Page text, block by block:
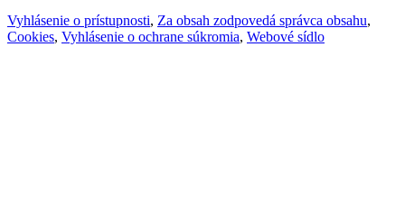
Vyhlásenie o prístupnosti, Za obsah zodpovedá správca obsahu,
Cookies, Vyhlásenie o ochrane súkromia, Webové sídlo